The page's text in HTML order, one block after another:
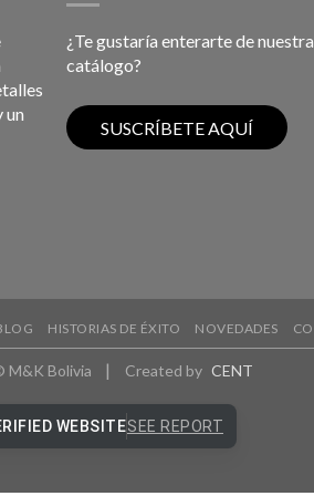
un
¿Te gustaría enterarte de
catálogo?
HISTORIAS DE ÉXITO NOVEDADES
M&K Bolivia | Created by CENT
WEBSITESEE REPORT